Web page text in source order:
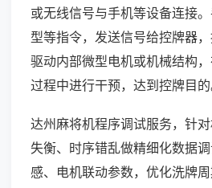
或无线信号与手机等设备连接
型等指令，发送信号给控牌器
驱动内部微型电机或机械结构
过程中进行干预，达到控牌目的
达州麻将机程序调试服务，针
失衡、时序错乱做精细化数据
感、电机联动参数，优化洗牌